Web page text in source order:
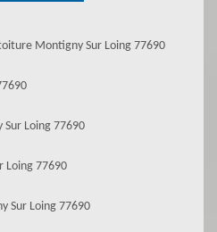
Montigny Sur Loing 77690
Loing 77690
Loing 77690
Sur Loing 77690